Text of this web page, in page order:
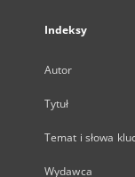
Indeksy
Autor
Tytuł
Temat i słowa
Wydawca